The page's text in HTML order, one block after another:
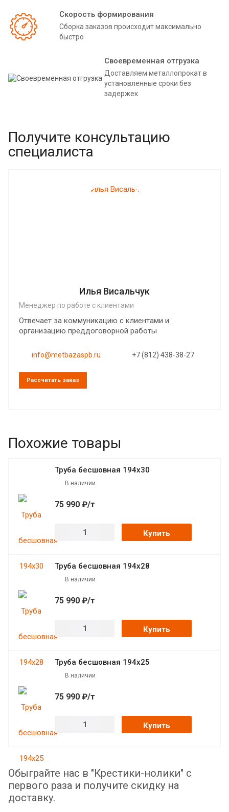
Скорость формирования
Сборка заказов происходит максимально
быстро
Своевременная отгрузка
Доставляем металлопрокат в
установленные сроки без
задержек
Получите консультацию
специалиста
Илья Висальчук
Менеджер по работе с клиентами
Отвечает за коммуникацию с клиентами и
организацию преддоговорной работы
info@metbazaspb.ru +7 (812) 438-38-27
Рассчитать заказ
Похожие товары
Труба бесшовная 194х30
В наличии
75 990 ₽/т
Купить
Труба бесшовная 194х28
В наличии
75 990 ₽/т
Купить
Труба бесшовная 194х25
В наличии
75 990 ₽/т
Купить
Обыграйте нас в "Крестики-нолики" с
первого раза и получите скидку на
доставку.